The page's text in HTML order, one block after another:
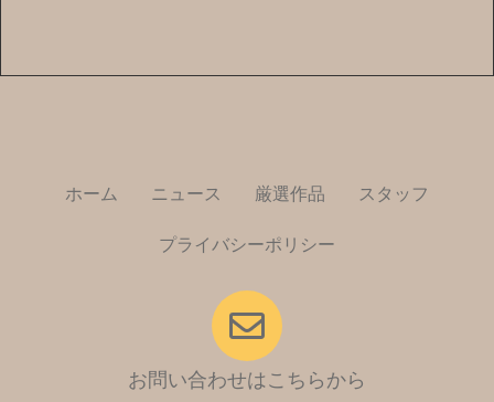
ホーム ニュース 厳選作品 スタッフ
プライバシーポリシー
お問い合わせはこちらから